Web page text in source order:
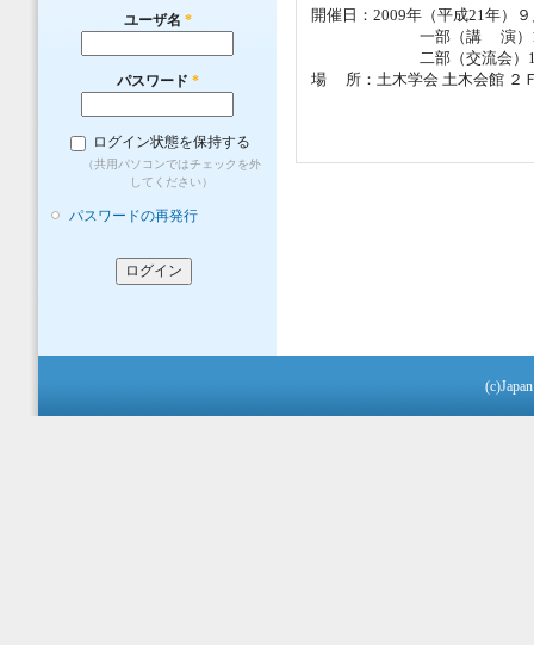
ユーザ名 *
パスワード *
ログイン状態を保持する
（共用パソコンではチェックを外
してください）
パスワードの再発行
開催日：2009年（平成21年）
一部（講 演）13：
二部（交流会）17：
場 所：土木学会 土木会館 ２